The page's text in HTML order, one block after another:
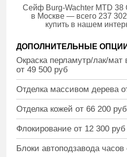
Сейф Burg-Wachter MTD
в Москве — всего 237
купить в нашем
ДОПОЛНИТЕЛЬНЫЕ
Окраска перламутр/лак/
от 49 500 руб
Отделка массивом дерева
Отделка кожей от 66 200 руб
Флокирование от 12 300 руб
Блоки автоподзавода